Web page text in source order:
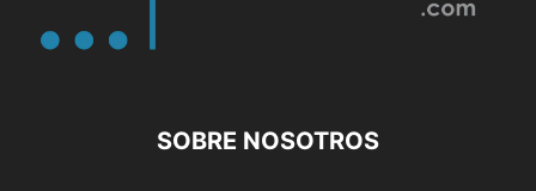
SOBRE NOSOTROS